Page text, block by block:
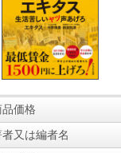
品価格
者又は編者名